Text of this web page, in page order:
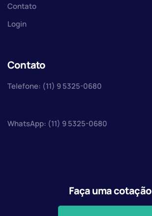
Contato
Login
Contato
Telefone: (11) 9 5325-0680
WhatsApp: (11) 9 5325-0680
Faça uma cotação